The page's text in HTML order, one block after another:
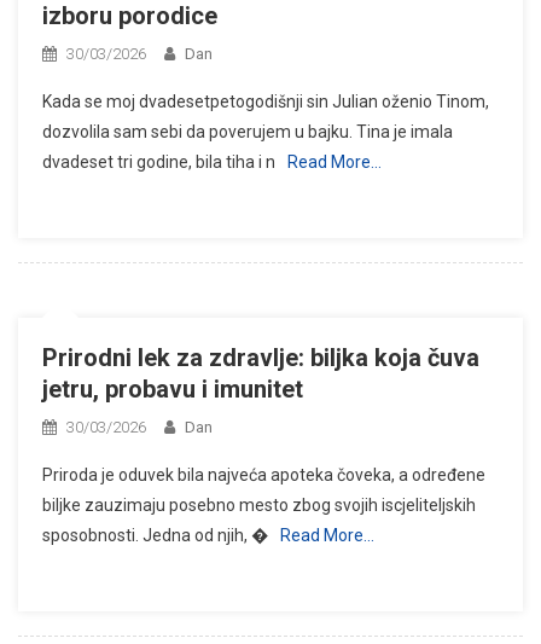
izboru porodice
30/03/2026 Dan
Kada se moj dvadesetpetogodišnji sin Julian oženio Tinom,
dozvolila sam sebi da poverujem u bajku. Tina je imala
dvadeset tri godine, bila tiha i n
Read More…
Prirodni lek za zdravlje: biljka koja čuva
jetru, probavu i imunitet
30/03/2026 Dan
Priroda je oduvek bila najveća apoteka čoveka, a određene
biljke zauzimaju posebno mesto zbog svojih iscjeliteljskih
sposobnosti. Jedna od njih, �
Read More…